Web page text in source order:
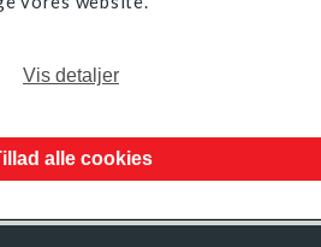
Vis detaljer
alle cookies